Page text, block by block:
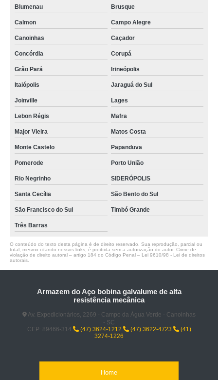
Blumenau Brusque
Calmon Campo Alegre
Canoinhas Caçador
Concórdia Corupá
Grão Pará Irineópolis
Itaiópolis Jaraguá do Sul
Joinville Lages
Lebon Régis Mafra
Major Vieira Matos Costa
Monte Castelo Papanduva
Pomerode Porto União
Rio Negrinho SIDERÓPOLIS
Santa Cecília São Bento do Sul
São Francisco do Sul Timbó Grande
Três Barras
O conteúdo do texto desta página é de direito reservado. Sua reprodução, parcial ou
total, mesmo citando nossos links, é proibida sem a autorização do autor. Crime de
violação de direito autoral – artigo 184 do Código Penal – Lei 9610/98 - Lei de direitos
autorais
Armazem do Aço bobina galvalume de alta
resistência mecânica
Av. Expedicionários, 2269 - Campo da Água Verde - Canoinhas
- SC
CEP: 89466-314
(47) 3624-1212 (47) 3622-4723
(41)
3274-1226
Home